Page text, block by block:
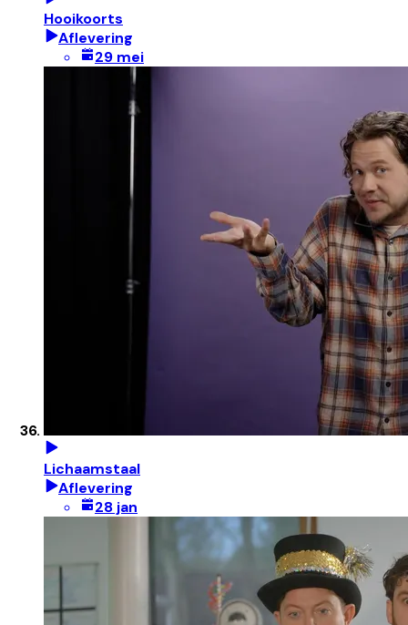
Hooikoorts
Aflevering
29 mei
Lichaamstaal
Aflevering
28 jan